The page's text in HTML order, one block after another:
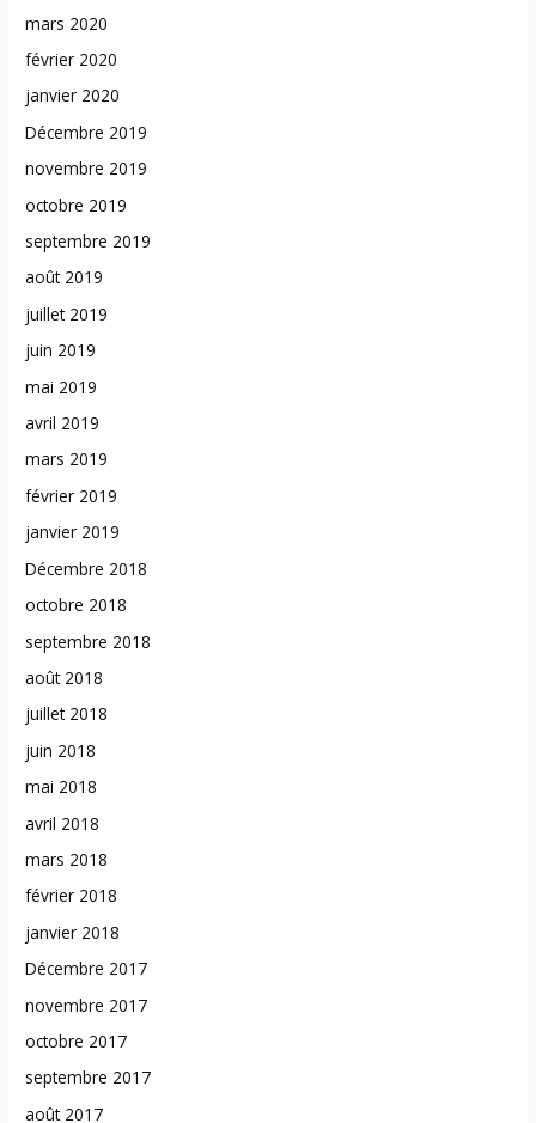
mars 2020
février 2020
janvier 2020
Décembre 2019
novembre 2019
octobre 2019
septembre 2019
août 2019
juillet 2019
juin 2019
mai 2019
avril 2019
mars 2019
février 2019
janvier 2019
Décembre 2018
octobre 2018
septembre 2018
août 2018
juillet 2018
juin 2018
mai 2018
avril 2018
mars 2018
février 2018
janvier 2018
Décembre 2017
novembre 2017
octobre 2017
septembre 2017
août 2017